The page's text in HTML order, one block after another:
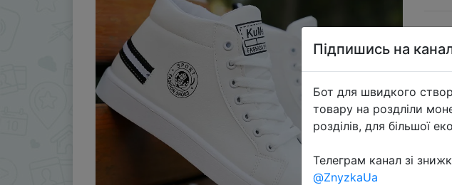
Підпишись на
Бот для швидкого
товару на роздліли
розділів, для більшої
Телеграм канал зі
@ZnyzkaUa